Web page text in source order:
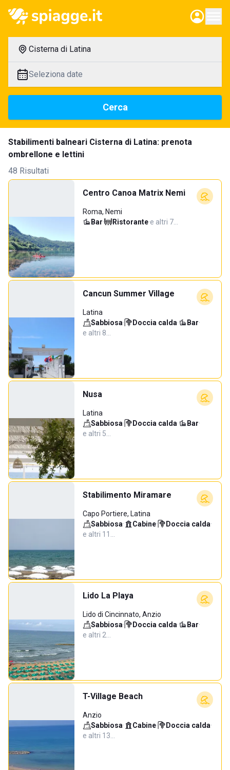
Cisterna di Latina
Seleziona date
Cerca
Stabilimenti balneari Cisterna di Latina: prenota
ombrellone e lettini
48 Risultati
Centro Canoa Matrix Nemi
Roma, Nemi
Bar· Ristorante·e altri 7…
Cancun Summer Village
Latina
Sabbiosa· Doccia calda· Bar·
e altri 8…
Nusa
Latina
Sabbiosa· Doccia calda· Bar·
e altri 5…
Stabilimento Miramare
Capo Portiere, Latina
Sabbiosa· Cabine· Doccia calda·
e altri 11…
Lido La Playa
Lido di Cincinnato, Anzio
Sabbiosa· Doccia calda· Bar·
e altri 2…
T-Village Beach
Anzio
Sabbiosa· Cabine· Doccia calda·
e altri 13…